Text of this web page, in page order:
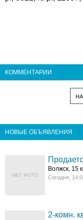
КОММЕНТАРИИ
НОВЫЕ ОБЪЯВЛЕНИЯ
НЕТ ФОТО
Волжск, 15
Сегодня,
2-комн.